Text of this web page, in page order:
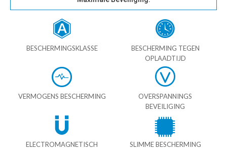
BESCHERMINGSKLASSE
BESCHERMING TEGEN
OPLAADTIJD
VERMOGENS BESCHERMING
OVERSPANNINGS
BEVEILIGING
ELECTROMAGNETISCH SLIMME BESCHERMING